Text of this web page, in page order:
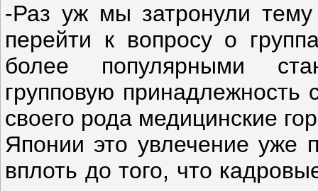
-Раз уж мы затронули
перейти к вопросу о
более популярными
групповую
своего рода медицинские
Японии это увлечение уже
вплоть до того, что